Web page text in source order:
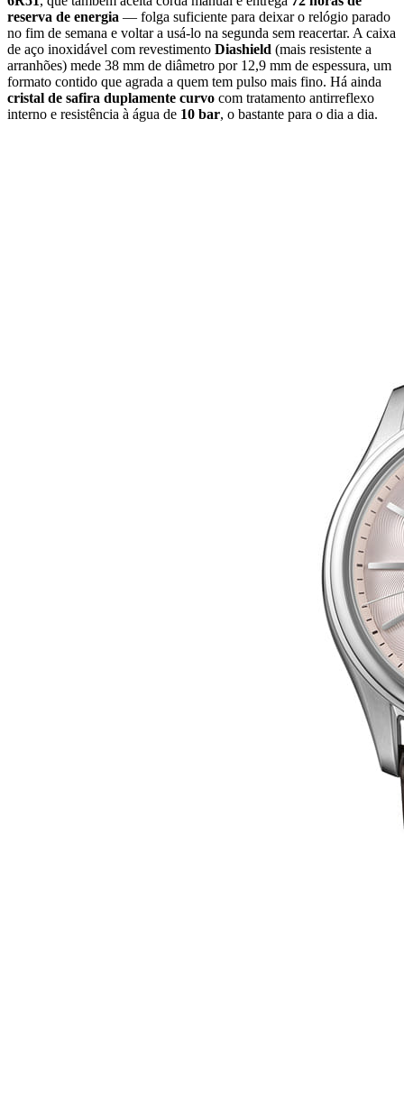
reserva de energia — folga suficiente para deixar o relógio parado
no fim de semana e voltar a usá-lo na segunda sem reacertar. A caixa
de aço inoxidável com revestimento Diashield (mais resistente a
arranhões) mede 38 mm de diâmetro por 12,9 mm de espessura, um
formato contido que agrada a quem tem pulso mais fino. Há ainda
cristal de safira duplamente curvo com tratamento antirreflexo
interno e resistência à água de 10 bar, o bastante para o dia a dia.